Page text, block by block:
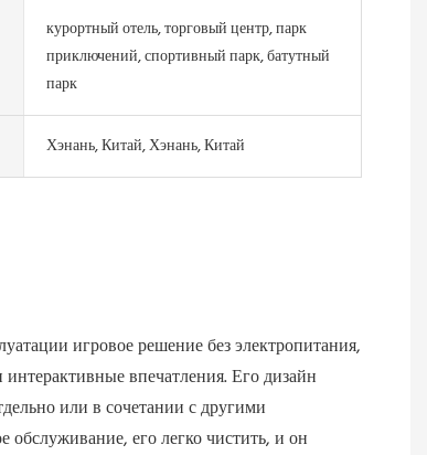
курортный отель, торговый центр, парк
приключений, спортивный парк, батутный
парк
Хэнань, Китай, Хэнань, Китай
игровое решение без электропитания,
впечатления. Его дизайн
или в сочетании с другими
его легко чистить, и он